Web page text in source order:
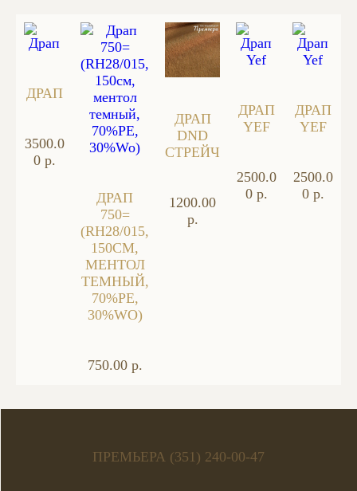
ДРАП
3500.0
0 р.
ДРАП
750=
(RH28/015,
150СМ,
МЕНТОЛ
ТЕМНЫЙ,
70%PE,
30%WO)
750.00 р.
ДРАП
DND
СТРЕЙЧ
1200.00
р.
ДРАП
YEF
2500.0
0 р.
ДРАП
YEF
2500.0
0 р.
ПРЕМЬЕРА (351) 240-00-47